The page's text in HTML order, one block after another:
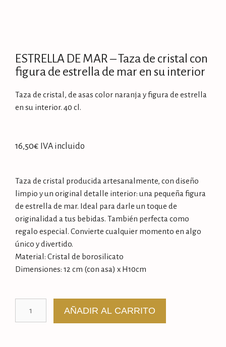
ESTRELLA DE MAR – Taza de cristal con
figura de estrella de mar en su interior
Taza de cristal, de asas color naranja y figura de estrella
en su interior. 40 cl.
16,50€ IVA incluido
Taza de cristal producida artesanalmente, con diseño
limpio y un original detalle interior: una pequeña figura
de estrella de mar. Ideal para darle un toque de
originalidad a tus bebidas. También perfecta como
regalo especial. Convierte cualquier momento en algo
único y divertido.
Material: Cristal de borosilicato
Dimensiones: 12 cm (con asa) x H10cm
AÑADIR AL CARRITO